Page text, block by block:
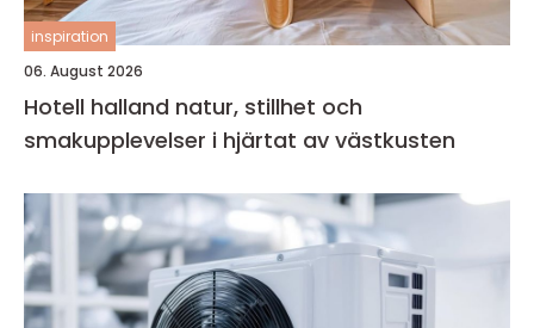
inspiration
06. August 2026
Hotell halland natur, stillhet och
smakupplevelser i hjärtat av västkusten